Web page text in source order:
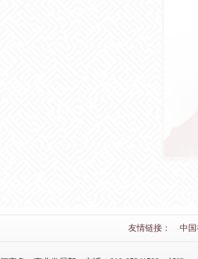
友情链接： 中